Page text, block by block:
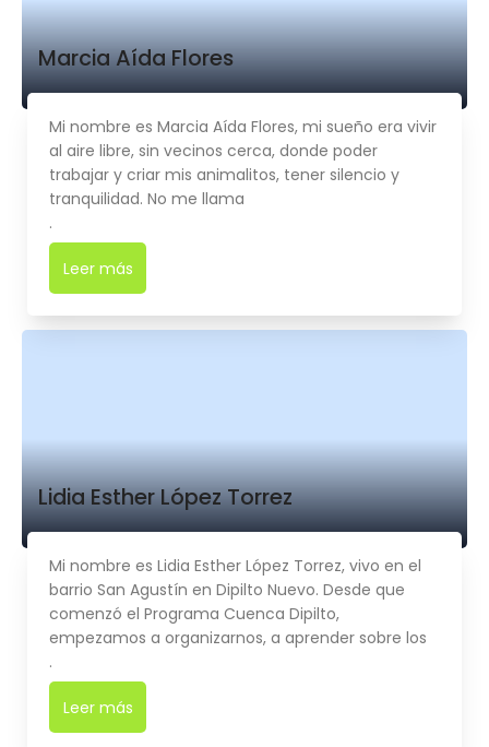
Marcia Aída Flores
Mi nombre es Marcia Aída Flores, mi sueño era vivir
al aire libre, sin vecinos cerca, donde poder
trabajar y criar mis animalitos, tener silencio y
tranquilidad. No me llama
.
Leer más
Lidia Esther López Torrez
Mi nombre es Lidia Esther López Torrez, vivo en el
barrio San Agustín en Dipilto Nuevo. Desde que
comenzó el Programa Cuenca Dipilto,
empezamos a organizarnos, a aprender sobre los
.
Leer más